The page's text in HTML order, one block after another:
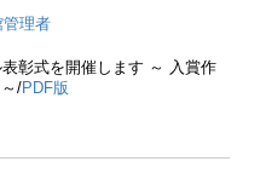
管理者
彰式を開催します ～ 入賞作
/PDF版